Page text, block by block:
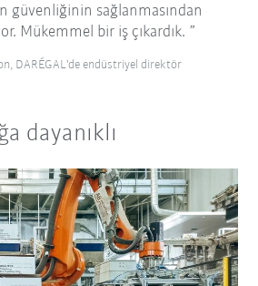
güvenliğinin sağlanmasından
Mükemmel bir iş çıkardık.
DARÉGAL'de endüstriyel direktör
dayanıklı